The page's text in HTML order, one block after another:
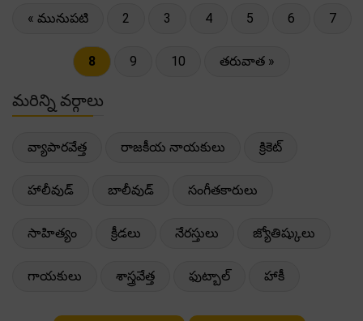
« మునుపటి 2 3 4 5 6 7
8 9 10 తరువాత »
మరిన్ని వర్గాలు
వ్యాపారవేత్త రాజకీయ నాయకులు క్రికెట్
హాలీవుడ్ బాలీవుడ్ సంగీతకారులు
సాహిత్యం క్రీడలు నేరస్తులు జ్యోతిష్కులు
గాయకులు శాస్త్రవేత్త ఫుట్బాల్ హాకీ